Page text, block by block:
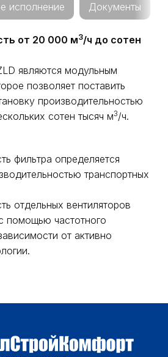
исполнение Документы
от 20 000 м3/ч до сотен
являются модульным
позволяет поставить
производительностью
сотен тысяч м3/ч.
фильтра определяется
транспортных
отдельных вентиляторов
помощью частотного
от активно